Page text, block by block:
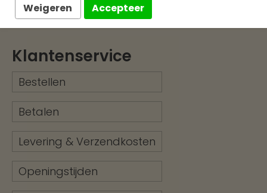
Weigeren Accepteer
Klantenservice
Bestellen
Betalen
Levering & Verzendkosten
Openingstijden